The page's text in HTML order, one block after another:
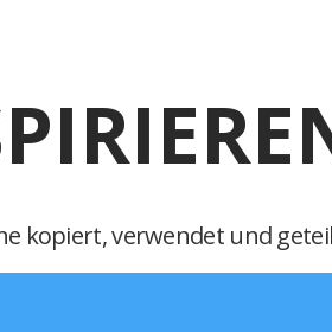
kopiert, verwendet und